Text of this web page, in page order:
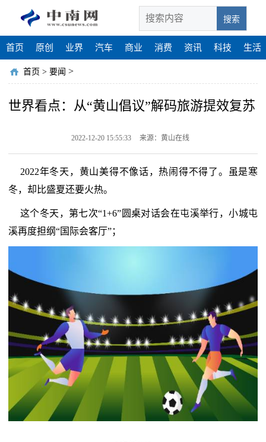
搜索
首页 原创 业界 汽车 商业 消费 资讯 科技 生活
首页 > 要闻 >
世界看点：从“黄山倡议”解码旅游提效复苏
2022-12-20 15:55:33 来源：黄山在线
2022年冬天，黄山美得不像话，热闹得不得了。虽是寒
冬，却比盛夏还要火热。
这个冬天，第七次“1+6”圆桌对话会在屯溪举行，小城屯
溪再度担纲“国际会客厅”；